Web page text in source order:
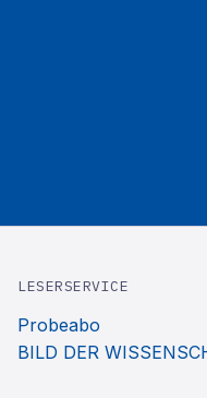
LESERSERVICE
Probeabo
BILD DER